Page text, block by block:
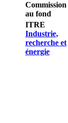
Commission
au fond
ITRE
Industrie,
recherche et
énergie